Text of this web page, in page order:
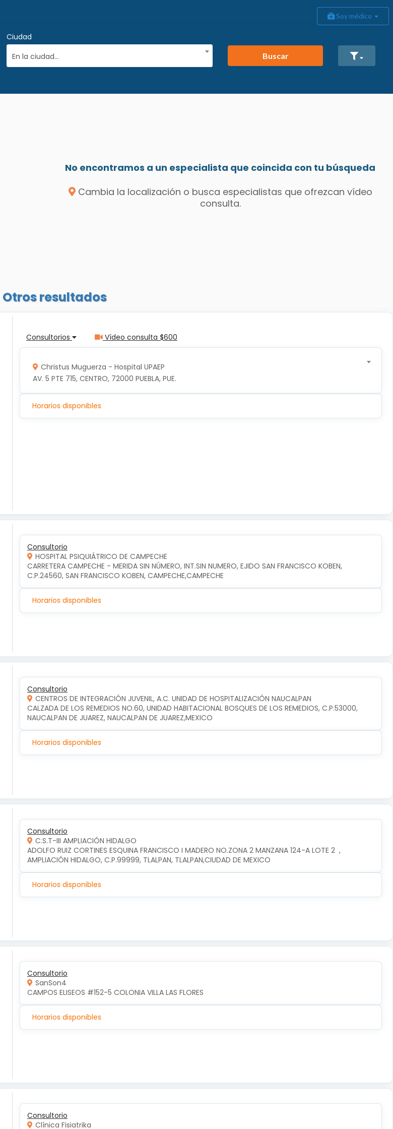
Soy médico
Ciudad
En la ciudad...
Buscar
No encontramos a un especialista que coincida con tu búsqueda
Cambia la localización o busca especialistas que ofrezcan vídeo
consulta.
Otros resultados
Consultorios Vídeo consulta $600
Christus Muguerza - Hospital UPAEP
AV. 5 PTE 715, CENTRO, 72000 PUEBLA, PUE.
Horarios disponibles
Consultorio
HOSPITAL PSIQUIÁTRICO DE CAMPECHE
CARRETERA CAMPECHE - MERIDA SIN NÚMERO, INT.SIN NUMERO, EJIDO SAN FRANCISCO KOBEN,
C.P.24560, SAN FRANCISCO KOBEN, CAMPECHE,CAMPECHE
Horarios disponibles
Consultorio
CENTROS DE INTEGRACIÓN JUVENIL, A.C. UNIDAD DE HOSPITALIZACIÓN NAUCALPAN
CALZADA DE LOS REMEDIOS NO.60, UNIDAD HABITACIONAL BOSQUES DE LOS REMEDIOS, C.P.53000,
NAUCALPAN DE JUAREZ, NAUCALPAN DE JUAREZ,MEXICO
Horarios disponibles
Consultorio
C.S.T-III AMPLIACIÓN HIDALGO
ADOLFO RUIZ CORTINES ESQUINA FRANCISCO I MADERO NO.ZONA 2 MANZANA 124-A LOTE 2  ,
AMPLIACIÓN HIDALGO, C.P.99999, TLALPAN, TLALPAN,CIUDAD DE MEXICO
Horarios disponibles
Consultorio
SanSon4
CAMPOS ELISEOS #152-5 COLONIA VILLA LAS FLORES
Horarios disponibles
Consultorio
Clínica Fisiatrika